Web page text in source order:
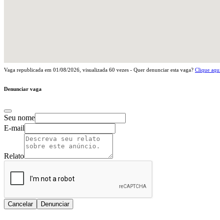
Vaga republicada em 01/08/2026 , visualizada 60 vezes - Quer denunciar esta vaga? Clique
Denunciar vaga
Seu nome
E-mail
Relato
Cancelar Denunciar